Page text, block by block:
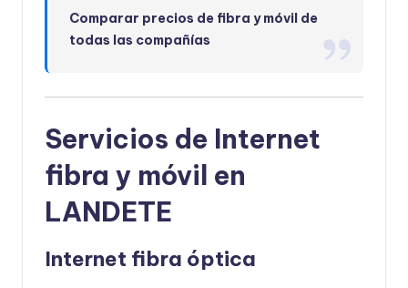
Comparar precios de fibra y móvil de
todas las compañías
Servicios de Internet
fibra y móvil en
LANDETE
Internet fibra óptica